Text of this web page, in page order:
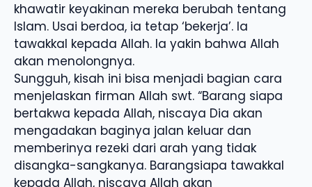
khawatir keyakinan mereka berubah tentang
Islam. Usai berdoa, ia tetap ‘bekerja’. Ia
tawakkal kepada Allah. Ia yakin bahwa Allah
akan menolongnya.
Sungguh, kisah ini bisa menjadi bagian cara
menjelaskan firman Allah swt. “Barang siapa
bertakwa kepada Allah, niscaya Dia akan
mengadakan baginya jalan keluar dan
memberinya rezeki dari arah yang tidak
disangka-sangkanya. Barangsiapa tawakkal
kepada Allah, niscaya Allah akan